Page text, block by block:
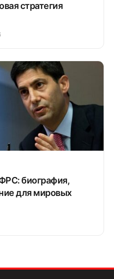
стратегия
биография,
для мировых